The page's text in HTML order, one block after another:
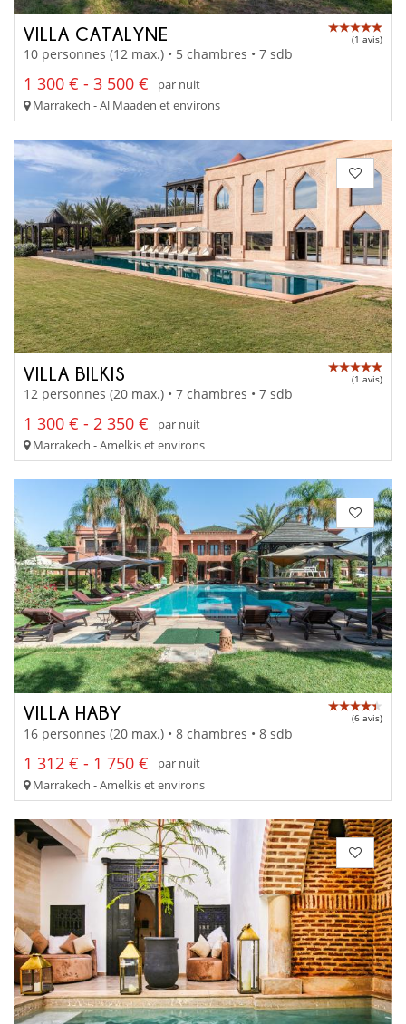
VILLA CATALYNE (1 avis)
10 personnes (12 max.) • 5 chambres • 7 sdb
1 300 € - 3 500 €
par nuit
Marrakech - Al Maaden et environs
VILLA BILKIS (1 avis)
12 personnes (20 max.) • 7 chambres • 7 sdb
1 300 € - 2 350 €
par nuit
Marrakech - Amelkis et environs
VILLA HABY (6 avis)
16 personnes (20 max.) • 8 chambres • 8 sdb
1 312 € - 1 750 €
par nuit
Marrakech - Amelkis et environs